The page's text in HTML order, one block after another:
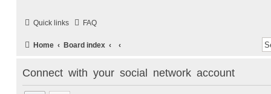
Quick links FAQ
Home Board index
Connect with your social network account